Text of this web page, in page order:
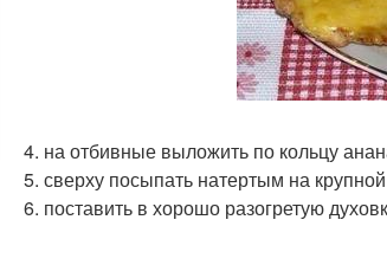
4. на отбивные выложить по кольцу
5. сверху посыпать натертым на
6. поставить в хорошо разогретую